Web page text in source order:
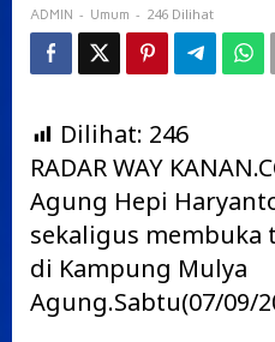
Voli
di
Kampung
ADMIN - Umum - 246 Dilihat
Dilihat: 246
RADAR WAY
Agung Hepi
sekaligus membuka
di Kampung Mulya
Agung.Sabtu(07/09/